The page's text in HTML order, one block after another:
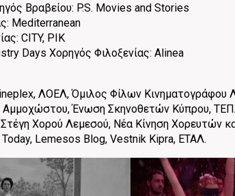
Βραβείου: P.S. Movies and Stories
Mediterranean
CITY, ΡΙΚ
Days Χορηγός Φιλοξενίας: Alinea
ΛΟΕΛ, Όμιλος Φίλων Κινηματογράφου
Ένωση Σκηνοθετών Κύπρου,
Χορού Λεμεσού, Νέα Κίνηση Χορευτών
Lemesos Blog, Vestnik Kipra, ΕΤΑΛ.